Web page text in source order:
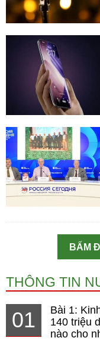
BẤM
THÔNG TIN
01
Bài 1:
140 triệu
nào cho